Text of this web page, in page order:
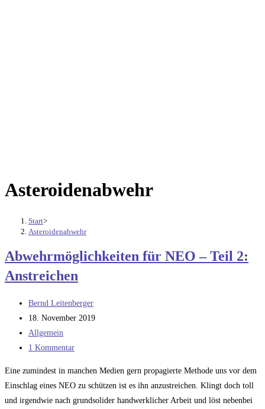
Asteroidenabwehr
Start>
Asteroidenabwehr
Abwehrmöglichkeiten für NEO – Teil 2:
Anstreichen
Beitrags-
Autor:
Bernd Leitenberger
Beitrag
veröffentlicht:
18. November 2019
Beitrags-
Kategorie:
Allgemein
Beitrags-
1 Kommentar
Eine zumindest in manchen Medien gern propagierte Methode uns vor dem
Einschlag eines NEO zu schützen ist es ihn anzustreichen. Klingt doch toll
und irgendwie nach grundsolider handwerklicher Arbeit und löst nebenbei